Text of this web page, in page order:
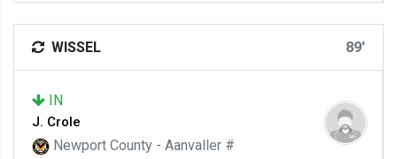
WISSEL 89'
IN
J. Crole
Newport County - Aanvaller #